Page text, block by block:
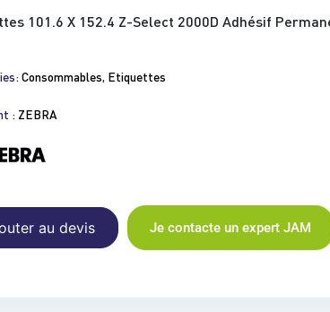
101.6 X 152.4 Z-Select 2000D Adhésif
Consommables, Etiquettes
: ZEBRA
au devis Je contacte un expert JAM